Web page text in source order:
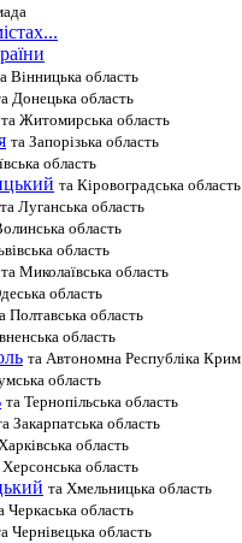
Вінницька область
Донецька область
та Житомирська область
та Запорізька область
область
та Кіровоградська область
та Луганська область
область
область
та Миколаївська область
область
Полтавська область
область
та Автономна Республіка Крим
область
та Тернопільська область
Закарпатська область
область
Херсонська область
та Хмельницька область
Черкаська область
Чернівецька область